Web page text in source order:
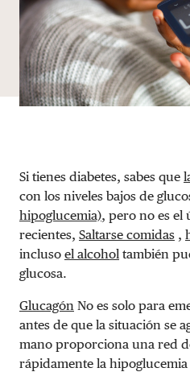
Si tienes diabetes, sabes que
con los niveles bajos de
hipoglucemia), pero no es el
recientes, Saltarse comidas ,
incluso el alcohol también
glucosa.
Glucagón No es solo para
antes de que la situación se
mano proporciona una red
rápidamente la